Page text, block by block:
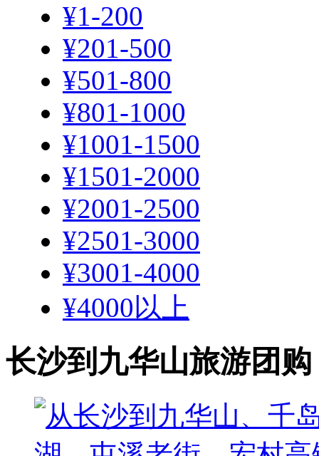
¥1-200
¥201-500
¥501-800
¥801-1000
¥1001-1500
¥1501-2000
¥2001-2500
¥2501-3000
¥3001-4000
¥4000以上
长沙到九华山旅游团购